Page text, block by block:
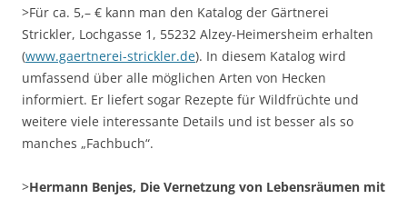
>Für ca. 5,– € kann man den Katalog der Gärtnerei
Strickler, Lochgasse 1, 55232 Alzey-Heimersheim erhalten
(www.gaertnerei-strickler.de). In diesem Katalog wird
umfassend über alle möglichen Arten von Hecken
informiert. Er liefert sogar Rezepte für Wildfrüchte und
weitere viele interessante Details und ist besser als so
manches „Fachbuch“.
>Hermann Benjes, Die Vernetzung von Lebensräumen mit